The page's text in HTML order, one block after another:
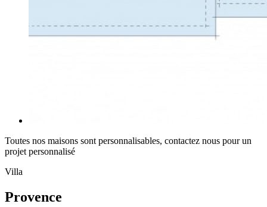
Toutes nos maisons sont personnalisables, contactez nous pour un
projet personnalisé
Villa
Provence